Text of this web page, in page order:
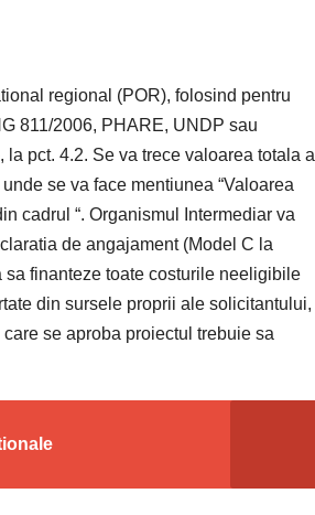
regional (POR), folosind pentru
811/2006, PHARE, UNDP sau
pct. 4.2. Se va trece valoarea totala a
se va face mentiunea “Valoarea
cadrul “. Organismul Intermediar va
de angajament (Model C la
sa finanteze toate costurile neeligibile
din sursele proprii ale solicitantului,
se aproba proiectul trebuie sa